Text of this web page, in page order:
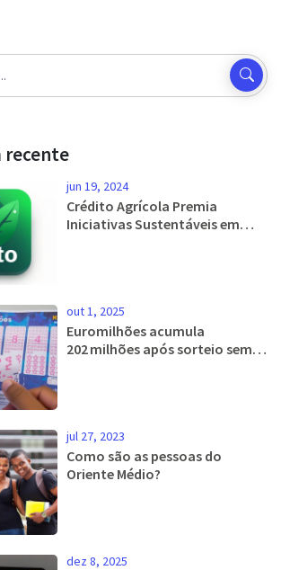
recente
jun 19, 2024
Crédito Agrícola Premia
Iniciativas Sustentáveis em
out 1, 2025
Euromilhões acumula
202 milhões após sorteio sem
jul 27, 2023
Como são as pessoas do
Oriente Médio?
dez 8, 2025